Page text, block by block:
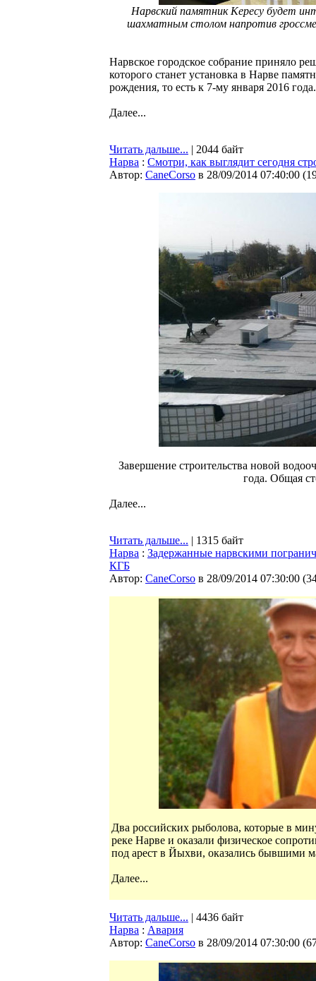
Нарвский памятник Кересу будет
шахматным столом напротив
Нарвское городское собрание приняло
которого станет установка в Нарве
рождения, то есть к 7-му января 2016 года.
Далее...
Читать дальше... | 2044 байт
Нарва : Смотри, как выглядит сегодня
Автор: CaneCorso в 28/09/2014 07:40:00 (
Завершение строительства новой
года. Общая
Далее...
Читать дальше... | 1315 байт
Нарва : Задержанные нарвскими
КГБ
Автор: CaneCorso в 28/09/2014 07:30:00 (
Два российских рыболова, которые в
реке Нарве и оказали физическое
под арест в Йыхви, оказались бывшими
Далее...
Читать дальше... | 4436 байт
Нарва : Авария
Автор: CaneCorso в 28/09/2014 07:30:00 (